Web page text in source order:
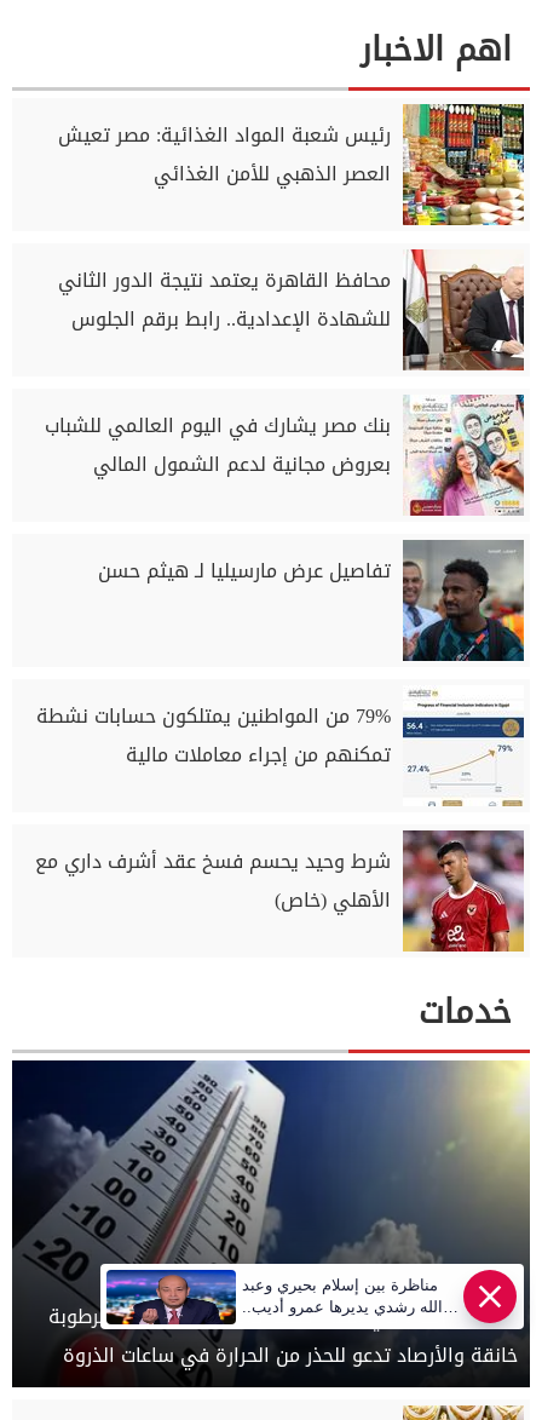
اهم الاخبار
رئيس شعبة المواد الغذائية: مصر تعيش
العصر الذهبي للأمن الغذائي
محافظ القاهرة يعتمد نتيجة الدور الثاني
للشهادة الإعدادية.. رابط برقم الجلوس
بنك مصر يشارك في اليوم العالمي للشباب
بعروض مجانية لدعم الشمول المالي
تفاصيل عرض مارسيليا لـ هيثم حسن
79% من المواطنين يمتلكون حسابات نشطة
تمكنهم من إجراء معاملات مالية
شرط وحيد يحسم فسخ عقد أشرف داري مع
الأهلي (خاص)
خدمات
الطقس اليوم في مصر.. صيف يوليو يفرض كلمته برطوبة
خانقة والأرصاد تدعو للحذر من الحرارة في ساعات الذروة
مناظرة بين إسلام بحيري وعبد
الله رشدي يديرها عمرو أديب..
قريبا | أهل مصر